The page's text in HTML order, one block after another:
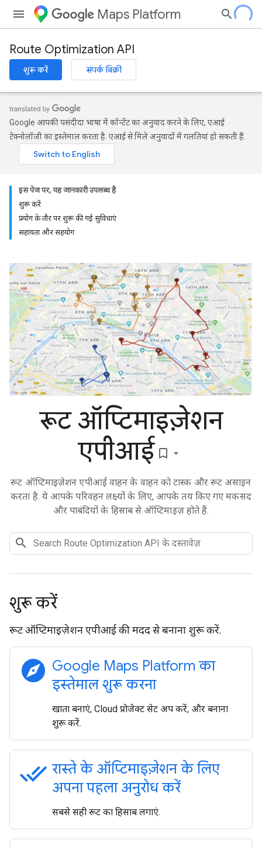
Maps Platform
Route Optimization API
शुरू करें संपर्क बिक्री
Google आपकी पसंदीदा भाषा में कॉन्टेंट का अनुवाद करने के लिए, एआई
टेक्नोलॉजी का इस्तेमाल करता है. एआई से मिले अनुवादों में गलतियां हो सकती हैं.
इस पेज पर, यह जानकारी उपलब्ध है
शुरू करें
प्रयोग के तौर पर शुरू की गई सुविधाएं
सहायता और सहयोग
रूट ऑप्टिमाइज़ेशन
एपीआई bookmark_border
रूट ऑप्टिमाइज़ेशन एपीआई वाहन के वाहन को टास्क और रूट असाइन
करता है. ये आपके परिवहन लक्ष्यों के लिए, आपके तय किए गए मकसद
और पाबंदियों के हिसाब से ऑप्टिमाइज़ होते हैं.
शुरू करें
रूट ऑप्टिमाइज़ेशन एपीआई की मदद से बनाना शुरू करें.
explore Google Maps Platform का
इस्तेमाल शुरू करना
खाता बनाएं, Cloud प्रोजेक्ट सेट अप करें, और बनाना
शुरू करें.
done_all रास्ते के ऑप्टिमाइज़ेशन के लिए
अपना पहला अनुरोध करें
सबसे सही रूट का हिसाब लगाएं.